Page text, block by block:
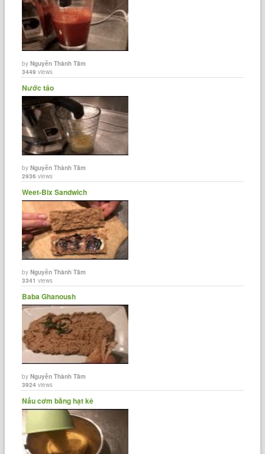
byNguyễn Thành Tâm
3449 views
Nước táo
byNguyễn Thành Tâm
2936 views
Weet-Bix Sandwich
byNguyễn Thành Tâm
3341 views
Baba Ghanoush
byNguyễn Thành Tâm
3924 views
Nấu cơm bằng hạt kê